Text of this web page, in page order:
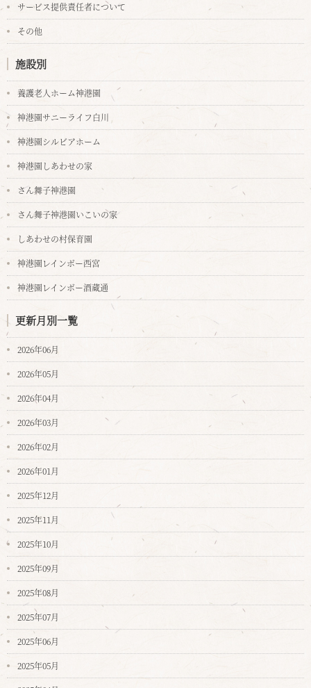
サービス提供責任者について
その他
施設別
養護老人ホーム神港園
神港園サニーライフ白川
神港園シルビアホーム
神港園しあわせの家
さん舞子神港園
さん舞子神港園いこいの家
しあわせの村保育園
神港園レインボー西宮
神港園レインボー酒蔵通
更新月別一覧
2026年06月
2026年05月
2026年04月
2026年03月
2026年02月
2026年01月
2025年12月
2025年11月
2025年10月
2025年09月
2025年08月
2025年07月
2025年06月
2025年05月